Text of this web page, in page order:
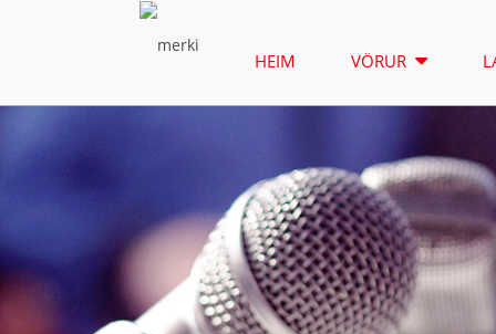
HEIM VÖRUR